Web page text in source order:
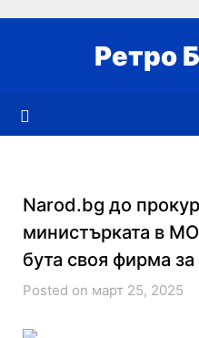
Ретро
Narod.bg до
министърката в
бута своя фирма
Posted on март 25, 2025